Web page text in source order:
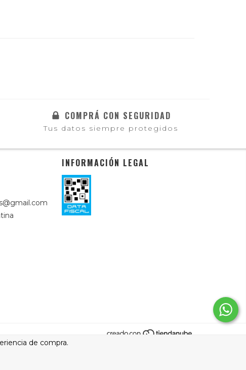
de compra.
COMPRÁ CON SEGURIDAD
Tus datos siempre protegidos
INFORMACIÓN LEGAL